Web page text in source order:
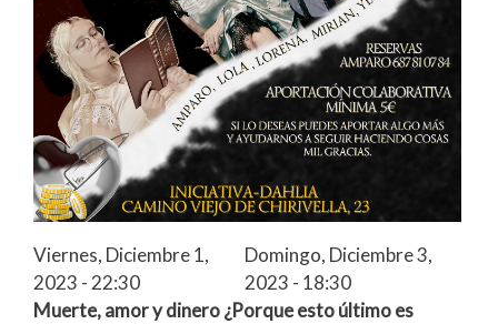
Viernes, Diciembre 1,
2023 - 22:30
Domingo, Diciembre 3,
2023 - 18:30
Muerte, amor y dinero ¿Porque esto último es